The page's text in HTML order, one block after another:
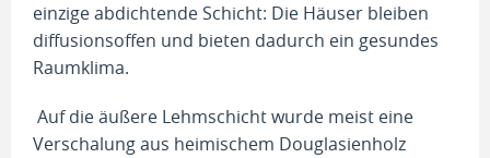
einzige abdichtende Schicht: Die Häuser bleiben
diffusionsoffen und bieten dadurch ein gesundes
Raumklima.
Auf die äußere Lehmschicht wurde meist eine
Verschalung aus heimischem Douglasienholz